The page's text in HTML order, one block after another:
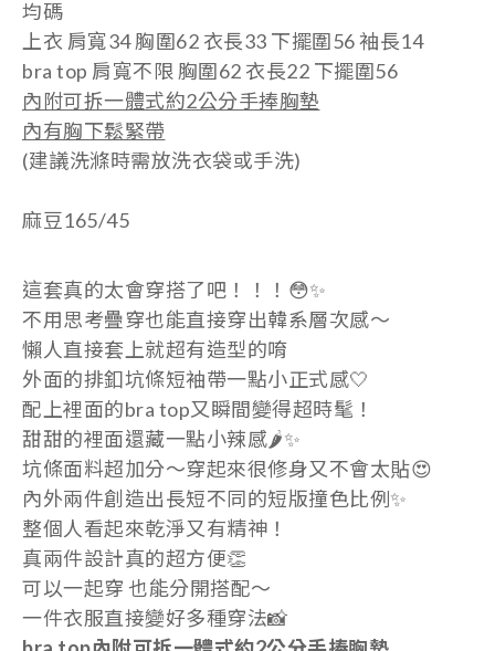
均碼
上衣 肩寬34 胸圍62 衣長33 下擺圍56 袖長14
bra top 肩寬不限 胸圍62 衣長22 下擺圍56
內附可拆一體式約2公分手捧胸墊
內有胸下鬆緊帶
(建議洗滌時需放洗衣袋或手洗)
麻豆165/45
這套真的太會穿搭了吧！！！😳✨
不用思考疊穿也能直接穿出韓系層次感～
懶人直接套上就超有造型的唷
外面的排釦坑條短袖帶一點小正式感🤍
配上裡面的bra top又瞬間變得超時髦！
甜甜的裡面還藏一點小辣感🌶️✨
坑條面料超加分～穿起來很修身又不會太貼😍
內外兩件創造出長短不同的短版撞色比例✨
整個人看起來乾淨又有精神！
真兩件設計真的超方便👏
可以一起穿 也能分開搭配～
一件衣服直接變好多種穿法📸